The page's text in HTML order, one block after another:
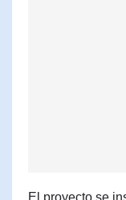
El proyecto se